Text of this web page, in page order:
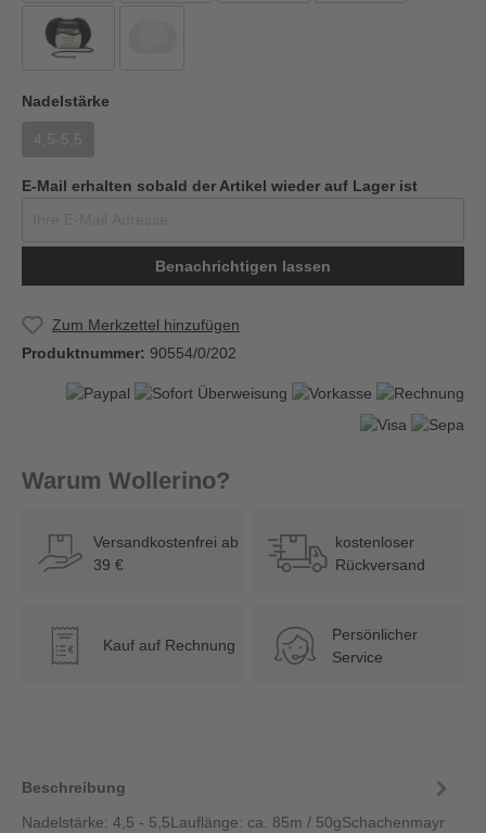
Nadelstärke
E-Mail erhalten sobald der Artikel wieder auf Lager ist
Benachrichtigen lassen
Zum Merkzettel hinzufügen
Produktnummer: 90554/0/202
Warum Wollerino?
Versandkostenfrei ab
39 €
kostenloser
Rückversand
€ Kauf auf Rechnung
Persönlicher
Service
Beschreibung
Nadelstärke: 4,5 - 5,5Lauflänge: ca. 85m / 50gSchachenmayr